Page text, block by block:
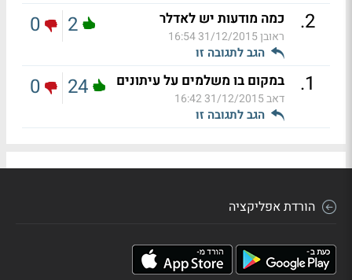
2
. כמה מודעות יש לאדלר
ראובן31/12/2015 16:54
הגב לתגובה זו
2
0
1
. במקום בו משלמים על עיתונים
דאב31/12/2015 16:42
הגב לתגובה זו
24
0
הורדת אפליקציה